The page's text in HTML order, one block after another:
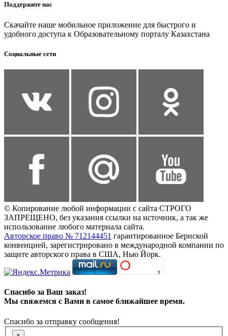
Поддержите нас
Скачайте наше мобильное приложение для быстрого и
удобного доступа к Образовательному порталу Казахстана
Социальные сети
© Копирование любой информации с сайта СТРОГО
ЗАПРЕЩЕНО, без указания ссылки на источник, а так же
использование любого материала сайта.
Авторское право № 712144451 гарантированное Бернской
конвенцией, зарегистрировано в международной компании по
защите авторского права в США, Нью Йорк.
Спасибо за Ваш заказ!
Мы свяжемся с Вами в самое ближайшее время.
Спасибо за отправку сообщения!